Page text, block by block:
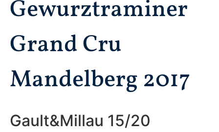
Gewurztraminer
Grand Cru
Mandelberg 2017
Gault&Millau 15/20